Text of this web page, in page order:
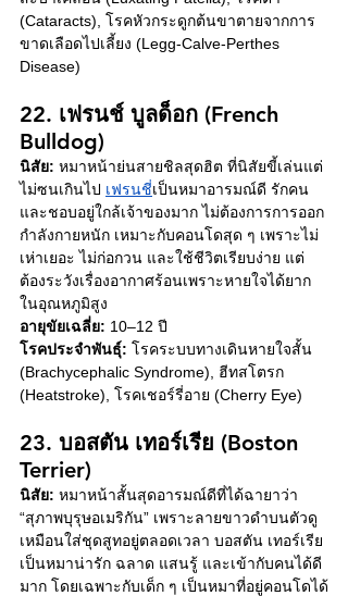
(Cataracts), โรคหัวกระดูกต้นขาตายจากการ
ขาดเลือดไปเลี้ยง (Legg-Calve-Perthes
Disease)
22. เฟรนช์ บูลด็อก (French
Bulldog)
นิสัย: หมาหน้าย่นสายชิลสุดฮิต ที่นิสัยขี้เล่นแต่
ไม่ซนเกินไป เฟรนชี่เป็นหมาอารมณ์ดี รักคน
และชอบอยู่ใกล้เจ้าของมาก ไม่ต้องการการออก
กำลังกายหนัก เหมาะกับคอนโดสุด ๆ เพราะไม่
เห่าเยอะ ไม่ก่อกวน และใช้ชีวิตเรียบง่าย แต่
ต้องระวังเรื่องอากาศร้อนเพราะหายใจได้ยาก
ในอุณหภูมิสูง
อายุขัยเฉลี่ย: 10–12 ปี
โรคประจำพันธุ์: โรคระบบทางเดินหายใจสั้น
(Brachycephalic Syndrome), ฮีทสโตรก
(Heatstroke), โรคเชอร์รี่อาย (Cherry Eye)
23. บอสตัน เทอร์เรีย (Boston
Terrier)
นิสัย: หมาหน้าสั้นสุดอารมณ์ดีที่ได้ฉายาว่า
“สุภาพบุรุษอเมริกัน” เพราะลายขาวดำบนตัวดู
เหมือนใส่ชุดสูทอยู่ตลอดเวลา บอสตัน เทอร์เรีย
เป็นหมาน่ารัก ฉลาด แสนรู้ และเข้ากับคนได้ดี
มาก โดยเฉพาะกับเด็ก ๆ เป็นหมาที่อยู่คอนโดได้